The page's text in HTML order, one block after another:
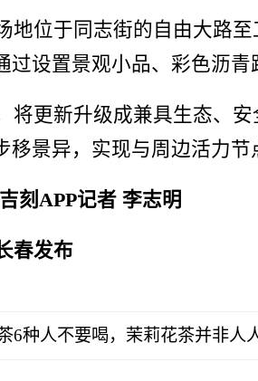
地位于同志街的自由大路
过设置景观小品、彩色沥
将更新升级成兼具生态、
移景异，实现与周边活力节
刻APP记者 李志明
春发布
6种人不要喝，茉莉花茶并非人